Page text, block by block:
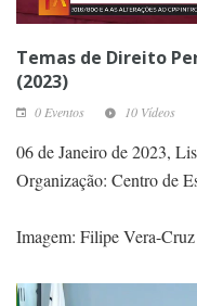
Temas de Direito
(2023)
0 Eventos 10 Vídeos
06 de Janeiro de 2023,
Organização: Centro de
Imagem: Filipe Vera-Cruz